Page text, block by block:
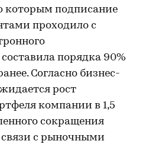
которым подписание
проходило с
порядка 90%
Согласно бизнес-
рост
компании в 1,5
сокращения
с рыночными